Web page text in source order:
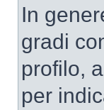
In
gradi
profilo,
per